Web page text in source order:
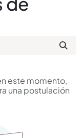
este momento,
una postulación